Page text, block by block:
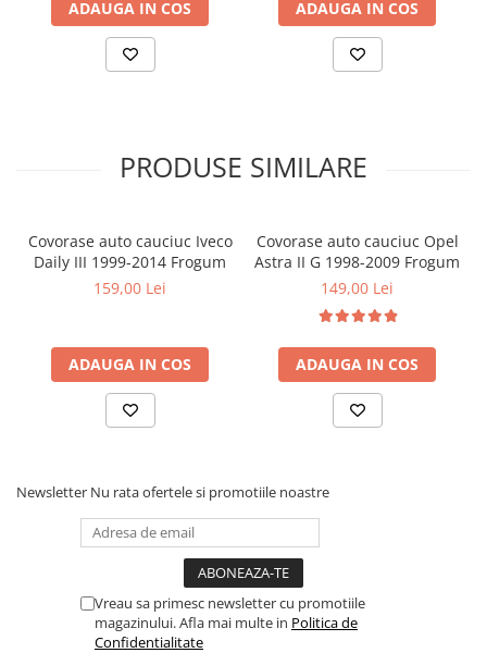
Covorase MINI
Covorase NISSAN
Covorase PORSCHE
Covorase SKODA
Covorase SsangYong
Covorase TOYOTA
Covorase VOLKSWAGEN
Covorase VOLVO
ELECTRICE AUTO
Adaptoare Bricheta Auto
Borne Baterie
Este alegerea ideala pentru protejarea interiorului unui SUV
premium Mercedes-Benz utilizat zilnic.
ADAUGA IN COS ADAUGA IN COS
PRODUSE SIMILARE
Covorase auto cauciuc Iveco
Daily III 1999-2014 Frogum
159,00 Lei
ADAUGA IN COS
Covorase auto cauciuc Opel
Astra II G 1998-2009 Frogum
149,00 Lei
ADAUGA IN COS
Newsletter Nu rata ofertele si promotiile noastre
Vreau sa primesc newsletter cu promotiile
magazinului. Afla mai multe in Politica de
Confidentialitate